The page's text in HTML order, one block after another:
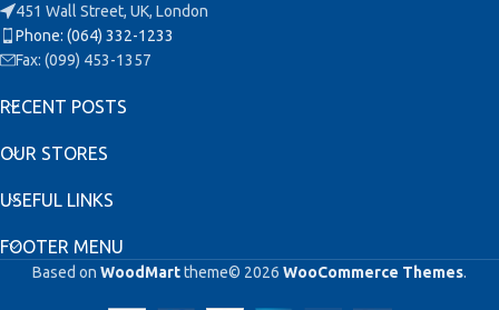
451 Wall Street, UK, London
Phone: (064) 332-1233
Fax: (099) 453-1357
RECENT POSTS
OUR STORES
USEFUL LINKS
FOOTER MENU
Based on WoodMarttheme© 2026 WooCommerce Themes.